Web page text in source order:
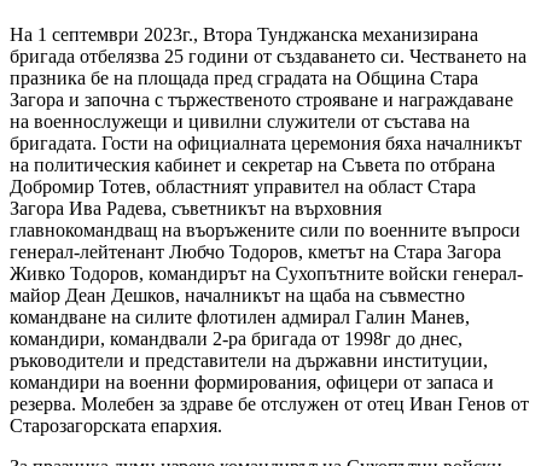
На 1 септември 2023г., Втора Тунджанска механизирана
бригада отбелязва 25 години от създаването си. Честването на
празника бе на площада пред сградата на Община Стара
Загора и започна с тържественото строяване и награждаване
на военнослужещи и цивилни служители от състава на
бригадата. Гости на официалната церемония бяха началникът
на политическия кабинет и секретар на Съвета по отбрана
Добромир Тотев, областният управител на област Стара
Загора Ива Радева, съветникът на върховния
главнокомандващ на въоръжените сили по военните въпроси
генерал-лейтенант Любчо Тодоров, кметът на Стара Загора
Живко Тодоров, командирът на Сухопътните войски генерал-
майор Деан Дешков, началникът на щаба на съвместно
командване на силите флотилен адмирал Галин Манев,
командири, командвали 2-ра бригада от 1998г до днес,
ръководители и представители на държавни институции,
командири на военни формирования, офицери от запаса и
резерва. Молебен за здраве бе отслужен от отец Иван Генов от
Старозагорската епархия.